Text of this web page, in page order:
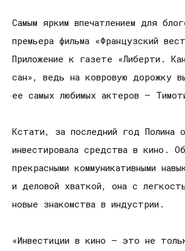
Самым ярким впечатлением для
премьера фильма «Французский
Приложение к газете «Либерти.
сан», ведь на ковровую дорожку
ее самых любимых актеров —
Кстати, за последний год Полина
инвестировала средства в кино.
прекрасными коммуникативными
и деловой хваткой, она с
новые знакомства в индустрии.
«Инвестиции в кино — это не